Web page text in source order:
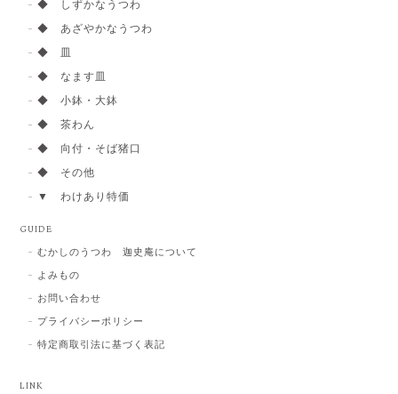
◆ しずかなうつわ
◆ あざやかなうつわ
◆ 皿
◆ なます皿
◆ 小鉢・大鉢
◆ 茶わん
◆ 向付・そば猪口
◆ その他
▼ わけあり特価
GUIDE
むかしのうつわ 迦史庵について
よみもの
お問い合わせ
プライバシーポリシー
特定商取引法に基づく表記
LINK